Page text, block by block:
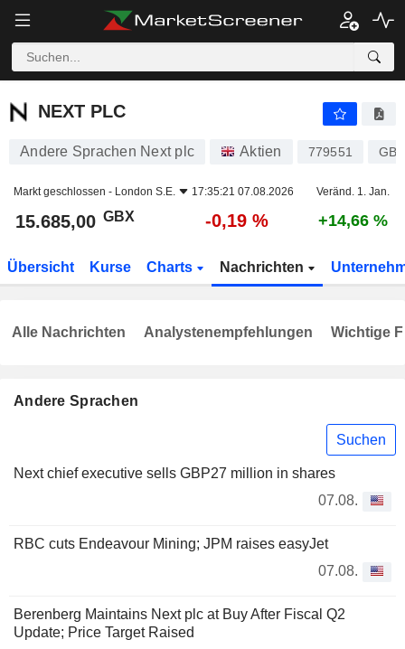
NEXT PLC
NEXT PLC
Andere Sprachen Next plc Aktien 779551
Markt geschlossen - London S.E. 17:35:21 07.08.2026 Veränd. 1. Jan.
15.685,00 GBX -0,19 % +14,66 %
Übersicht Kurse Charts Nachrichten
Andere Sprachen
Suchen
Next chief executive sells GBP27 million in shares
07.08.
RBC cuts Endeavour Mining; JPM raises easyJet
07.08.
Berenberg Maintains Next plc at Buy After Fiscal Q2
Update; Price Target Raised
Alle Nachrichten Analystenempfehlungen Wichtige